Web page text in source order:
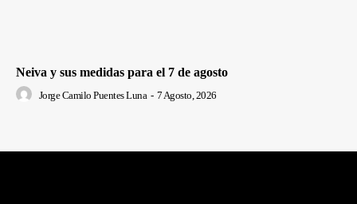
Neiva y sus medidas para el 7 de agosto
Jorge Camilo Puentes Luna - 7 Agosto, 2026